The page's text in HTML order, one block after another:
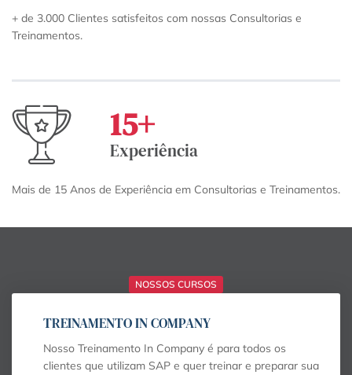
+ de 3.000 Clientes satisfeitos com nossas Consultorias e
Treinamentos.
15+
Experiência
Mais de 15 Anos de Experiência em Consultorias e Treinamentos.
NOSSOS CURSOS
TREINAMENTO IN COMPANY
Nosso Treinamento In Company é para todos os
clientes que utilizam SAP e quer treinar e preparar sua